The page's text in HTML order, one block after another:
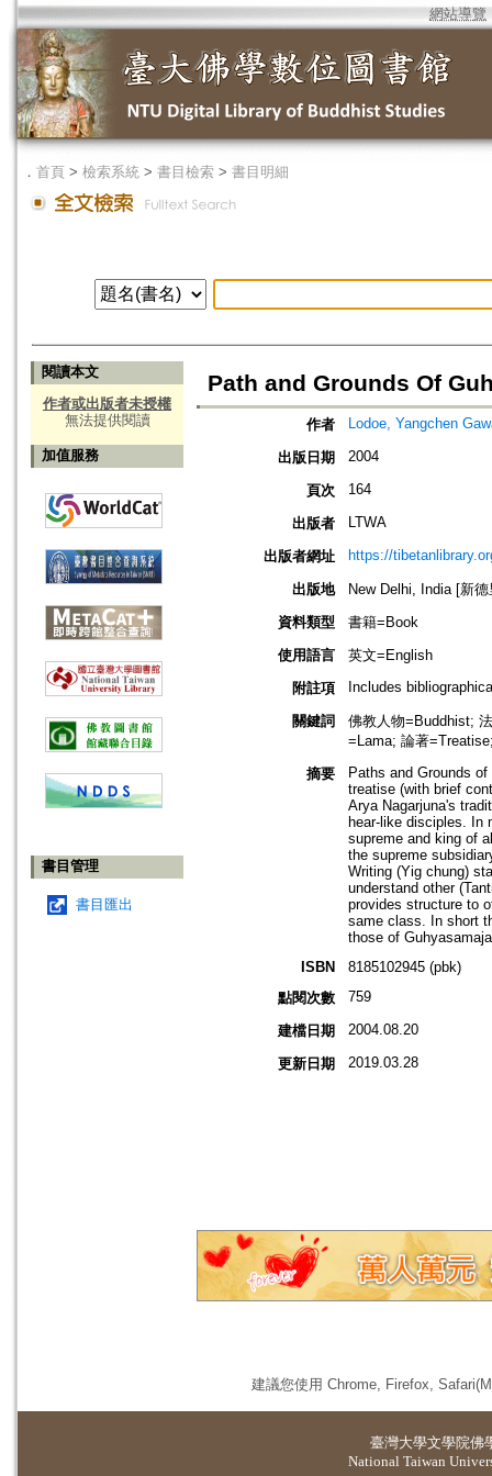
網站導覽
． 首頁 > 檢索系統 > 書目檢索 > 書目明細
閱讀本文
作者或出版者未授權
無法提供閱讀
加值服務
書目管理
書目匯出
Path and Grounds Of
作者 Lodoe, Yangchen
出版日期 2004
頁次 164
出版者 LTWA
出版者網址 https://
出版地
New Delhi, India [新
資料類型
書籍=Book
使用語言
英文=English
附註項
Includes
關鍵詞
佛教人物=Buddhist;
=Lama; 論著
摘要
Paths and Grounds
treatise (with brief
Arya Nagarjuna's
hear-like disciples. In
supreme and king of
the supreme
Writing (Yig chung)
understand other
provides structure to
same class. In short
those of
ISBN
8185102945 (pbk)
點閱次數
759
建檔日期 2004.08.20
更新日期 2019.03.28
建議您使用 Chrome, Firefox,
臺灣大學文學院佛
National Taiwan